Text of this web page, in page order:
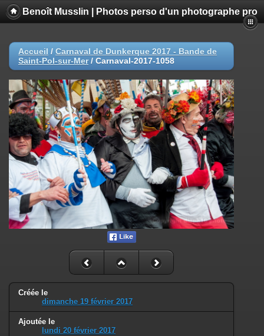
Benoît Musslin | Photos perso d'un photographe pro
Accueil / Carnaval de Dunkerque 2017 - Bande de
Saint-Pol-sur-Mer/ Carnaval-2017-1058
Créée le
dimanche 19 février 2017
Ajoutée le
lundi 20 février 2017